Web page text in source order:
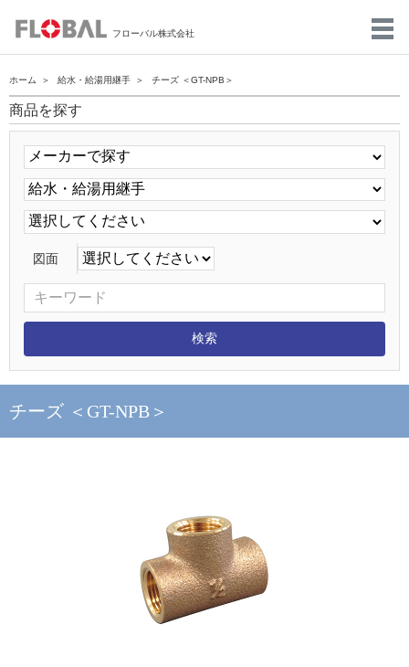
フローバル株式会社
ホーム 給水・給湯用継手 チーズ ＜GT-NPB＞
商品を探す
図面
チーズ ＜GT-NPB＞